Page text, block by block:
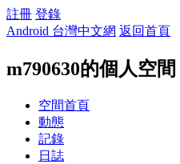
註冊 登錄
Android 台灣中文網 返回首頁
m790630的個人空間
空間首頁
動態
記錄
日誌